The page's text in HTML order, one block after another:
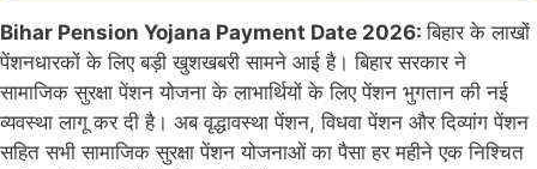
Bihar Pension Yojana Payment Date 2026:बिहार के लाखों
पेंशनधारकों के लिए बड़ी खुशखबरी सामने आई है। बिहार सरकार ने
सामाजिक सुरक्षा पेंशन योजना के लाभार्थियों के लिए पेंशन भुगतान की नई
व्यवस्था लागू कर दी है। अब वृद्धावस्था पेंशन, विधवा पेंशन और दिव्यांग पेंशन
सहित सभी सामाजिक सुरक्षा पेंशन योजनाओं का पैसा हर महीने एक निश्चित